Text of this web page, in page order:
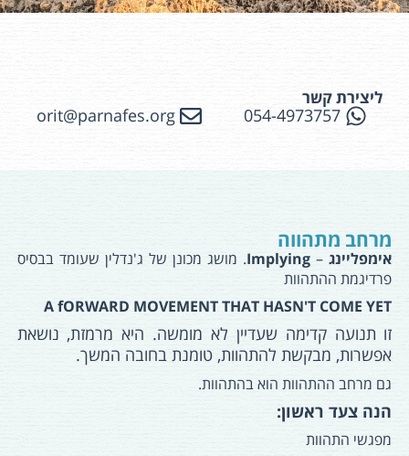
ליצירת קשר
054-4973757
orit@parnafes.org
מרחב מתהווה
אימפליינג–
Implying. מושג מכונן של ג'נדלין שעומד בבסיס
פרדיגמת ההתהוות
A fORWARD MOVEMENT THAT HASN'T COME YET
זו תנועה קדימה שעדיין לא מומשה. היא מרמזת, נושאת
אפשרות, מבקשת להתהוות, טומנת בחובה המשך.
גם מרחב ההתהוות הוא בהתהוות.
הנה צעד ראשון:
מפגשי התהוות